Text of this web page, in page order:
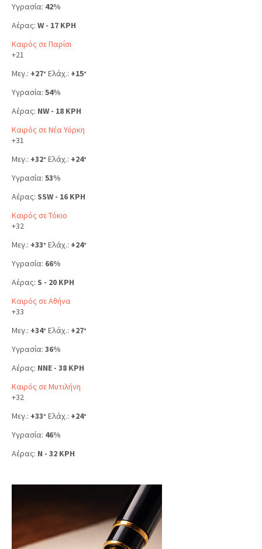
Υγρασία: 42%
Αέρας: W - 17 KPH
Καιρός σε Παρίσι
+21
Μεγ.: +27° Ελάχ.: +15°
Υγρασία: 54%
Αέρας: NW - 18 KPH
Καιρός σε Νέα Υόρκη
+31
Μεγ.: +32° Ελάχ.: +24°
Υγρασία: 53%
Αέρας: SSW - 16 KPH
Καιρός σε Τόκιο
+32
Μεγ.: +33° Ελάχ.: +24°
Υγρασία: 66%
Αέρας: S - 20 KPH
Καιρός σε Αθήνα
+33
Μεγ.: +34° Ελάχ.: +27°
Υγρασία: 36%
Αέρας: NNE - 38 KPH
Καιρός σε Μυτιλήνη
+32
Μεγ.: +33° Ελάχ.: +24°
Υγρασία: 46%
Αέρας: N - 32 KPH